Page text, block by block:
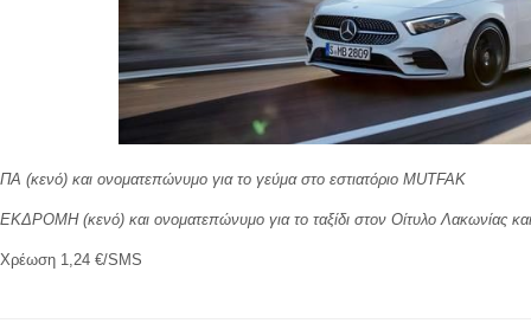
ΠΑ (κενό) και ονοματεπώνυμο για το γεύμα στο εστιατόριο MUTFAK
ΕΚΔΡΟΜΗ (κενό) και ονοματεπώνυμο για το ταξίδι στον Οίτυλο Λακωνίας
Χρέωση 1,24 €/SMS